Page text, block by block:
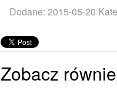
Dodane: 2015-05-20
Zobacz